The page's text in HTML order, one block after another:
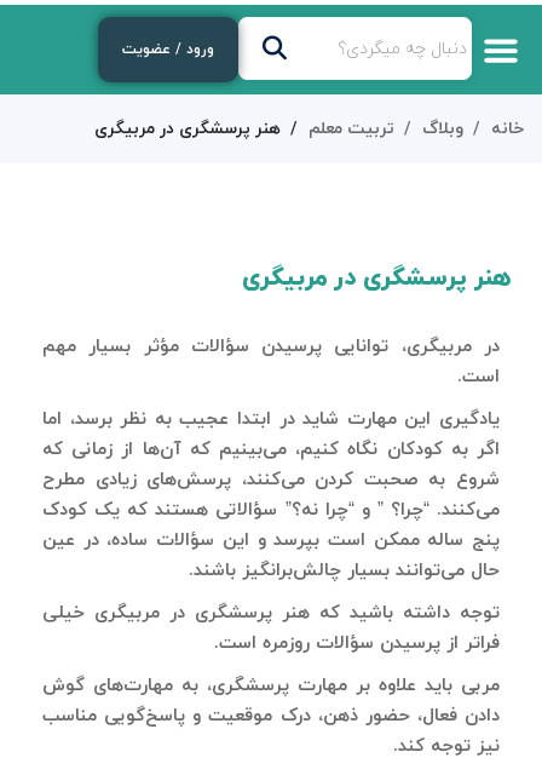
ورود / عضویت
خانه وبلاگ تربیت معلم هنر پرسشگری در مربیگری
هنر پرسشگری در مربیگری
در مربیگری، توانایی پرسیدن سؤالات مؤثر بسیار مهم
است.
یادگیری این مهارت شاید در ابتدا عجیب به نظر برسد، اما
اگر به کودکان نگاه کنیم، می‌بینیم که آن‌ها از زمانی که
شروع به صحبت کردن می‌کنند، پرسش‌های زیادی مطرح
می‌کنند. “چرا؟ ” و “چرا نه؟” سؤالاتی هستند که یک کودک
پنج ساله ممکن است بپرسد و این سؤالات ساده، در عین
حال می‌توانند بسیار چالش‌برانگیز باشند.
توجه داشته ‌باشید که هنر پرسشگری در مربیگری خیلی
فراتر از پرسیدن سؤالات روزمره است.
مربی باید علاوه بر مهارت پرسشگری، به مهارت‌های گوش
دادن فعال، حضور ذهن، درک موقعیت و پاسخ‌گویی مناسب
نیز توجه کند.